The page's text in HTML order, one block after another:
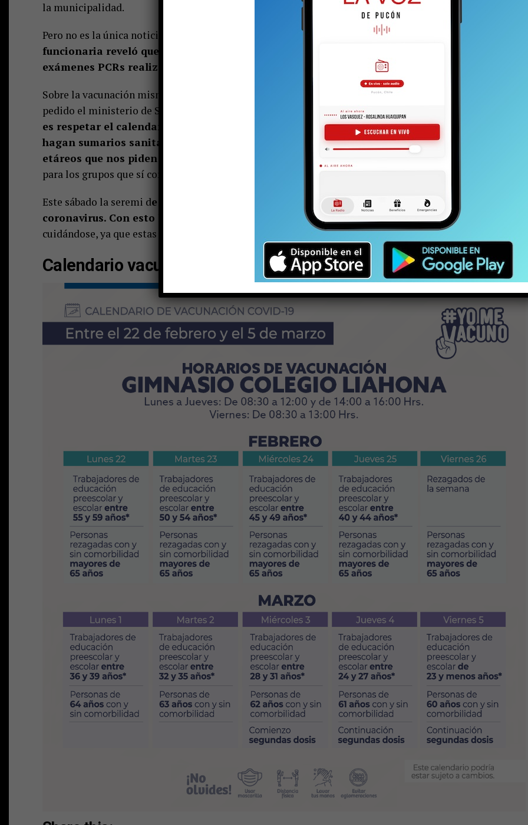
la municipalidad.
Pero no es la única noticia positiva para
Pucón post cuarentena. Esto porque la misma
funcionaria reveló que la tasa de positividad (que se saca de la relación de casos positivos y
exámenes PCRs realizados)
Sobre la vacunación misma, Odette Castillo señaló que se ha seguido el calendario tal como lo ha
pedido el ministerio de Salud; ya que de no hacerlo se exponen a sumarios sanitarios:
es respetar el calendario. Las comunas que han transgredido eso se exponen a que les
hagan sumarios sanitarios. Además, la solicitud de vacunas está en relación a los grupos
etáreos que nos piden (,,,) s
para los grupos que sí corresponden”.
Este sábado la seremi de Salud informó que en Pucón apareció solo un nuevo caso de
coronavirus. Con esto los activos bajaron a 34 personas.En todo caso, es necesario seguir
cuidándose, ya que estas cifras son un efecto positivo de la reciente cuarentena.
Calendario vacunación actualizado